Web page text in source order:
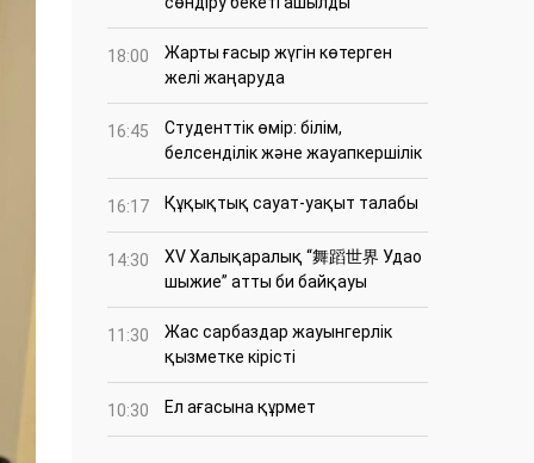
18:00
Жарты ғасыр жүгін көтерген
желі жаңаруда
16:45
Студенттік өмір: білім,
белсенділік және жауапкершілік
16:17 Құқықтық сауат-уақыт талабы
14:30
XV Халықаралық “舞蹈世界 Удао
шыжие” атты би байқауы
11:30
Жас сарбаздар жауынгерлік
қызметке кірісті
10:30 Ел ағасына құрмет